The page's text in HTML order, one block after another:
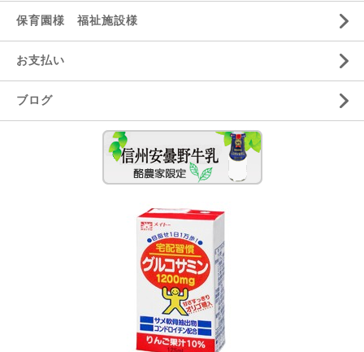
保育園様 福祉施設様
お支払い
ブログ